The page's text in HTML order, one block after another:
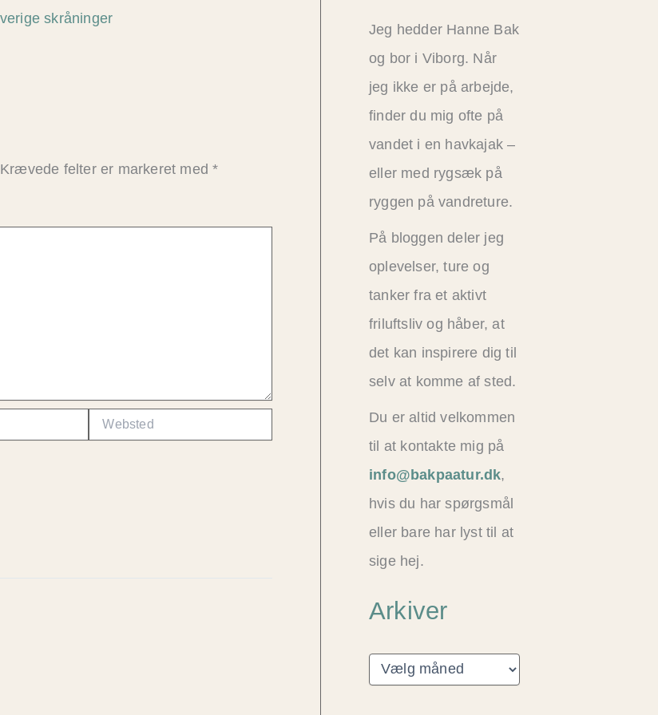
Krævede felter er markeret med*
Jeg hedder Hanne Bak
og bor i Viborg. Når
jeg ikke er på arbejde,
finder du mig ofte på
vandet i en havkajak –
eller med rygsæk på
ryggen på vandreture.
På bloggen deler jeg
oplevelser, ture og
tanker fra et aktivt
friluftsliv og håber, at
det kan inspirere dig til
selv at komme af sted.
Du er altid velkommen
til at kontakte mig på
info@bakpaatur.dk,
hvis du har spørgsmål
eller bare har lyst til at
sige hej.
Arkiver
A